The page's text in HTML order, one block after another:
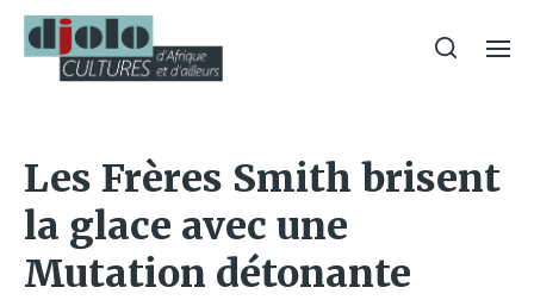
Les Frères Smith brisent
la glace avec une
Mutation détonante